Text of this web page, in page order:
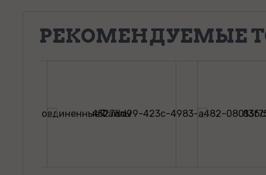
РЕКОМЕНДУЕМЫЕ